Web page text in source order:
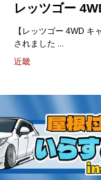
レッツゴー
【レッツゴー 4WD キャラバン
されました ...
近畿